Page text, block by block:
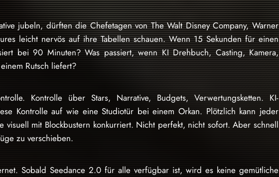
jubeln, dürften die Chefetagen von The Walt Disney Company, Warner
leicht nervös auf ihre Tabellen schauen. Wenn 15 Sekunden für einen
bei 90 Minuten? Was passiert, wenn KI Drehbuch, Casting, Kamera,
Rutsch liefert?
Kontrolle über Stars, Narrative, Budgets, Verwertungsketten. KI-
Kontrolle auf wie eine Studiotür bei einem Orkan. Plötzlich kann jeder
visuell mit Blockbustern konkurriert. Nicht perfekt, nicht sofort. Aber schnell
zu verschieben.
Sobald Seedance 2.0 für alle verfügbar ist, wird es keine gemütliche